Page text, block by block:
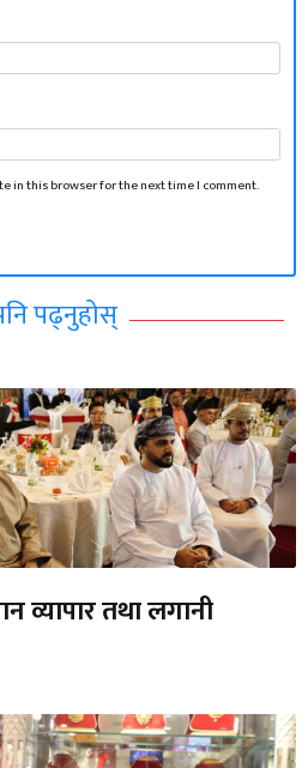
in this browser for the next time I comment.
पढ्नुहोस्
व्यापार तथा लगानी